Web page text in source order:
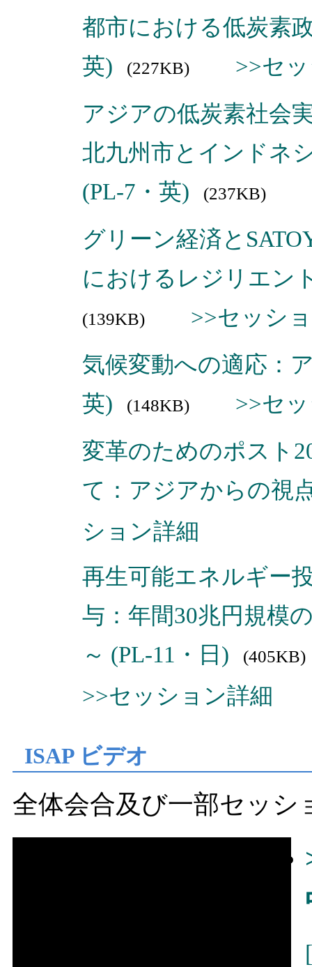
都市における低炭素
英)
(227KB)
>>セ
アジアの低炭素社会
北九州市とインドネ
(PL-7・英)
(237KB)
グリーン経済と
におけるレジリエン
(139KB)
>>セッシ
気候変動への適応：
英)
(148KB)
>>セ
変革のためのポスト
て：アジアからの視
ション詳細
再生可能エネルギー
与：年間30兆円規模
～ (PL-11・日)
(405KB)
>>セッション詳細
ISAP ビデオ
全体会合及び一部セッシ